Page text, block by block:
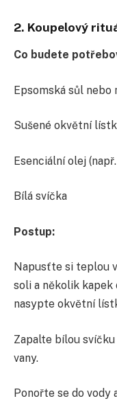
2. Koupelový
Co budete
Epsomská sůl nebo
Sušené okvětní
Esenciální olej
Bílá svíčka
Postup:
Napusťte si teplou
soli a několik kapek
nasypte okvětní
Zapalte bílou
vany.
Ponořte se do vody